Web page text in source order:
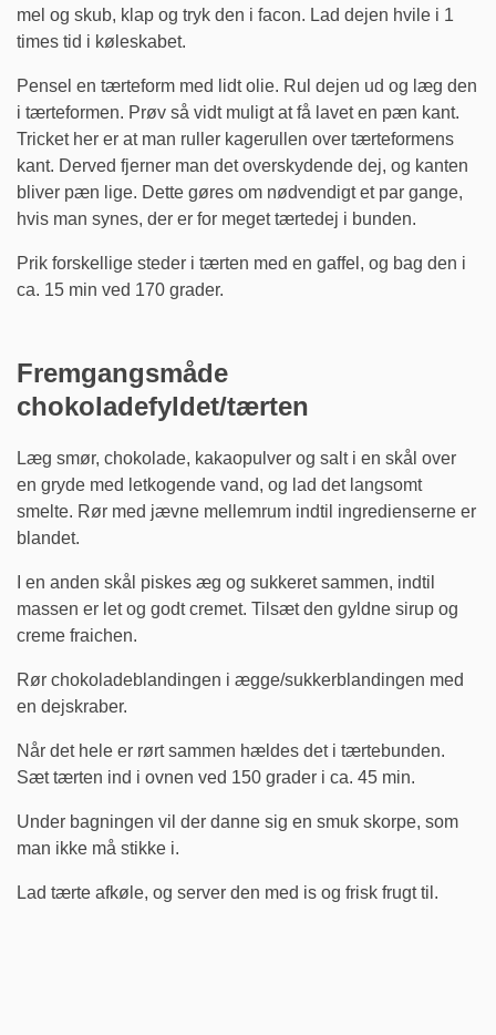
mel og skub, klap og tryk den i facon. Lad dejen hvile i 1
times tid i køleskabet.
Pensel en tærteform med lidt olie. Rul dejen ud og læg den
i tærteformen. Prøv så vidt muligt at få lavet en pæn kant.
Tricket her er at man ruller kagerullen over tærteformens
kant. Derved fjerner man det overskydende dej, og kanten
bliver pæn lige. Dette gøres om nødvendigt et par gange,
hvis man synes, der er for meget tærtedej i bunden.
Prik forskellige steder i tærten med en gaffel, og bag den i
ca. 15 min ved 170 grader.
Fremgangsmåde
chokoladefyldet/tærten
Læg smør, chokolade, kakaopulver og salt i en skål over
en gryde med letkogende vand, og lad det langsomt
smelte. Rør med jævne mellemrum indtil ingredienserne er
blandet.
I en anden skål piskes æg og sukkeret sammen, indtil
massen er let og godt cremet. Tilsæt den gyldne sirup og
creme fraichen.
Rør chokoladeblandingen i ægge/sukkerblandingen med
en dejskraber.
Når det hele er rørt sammen hældes det i tærtebunden.
Sæt tærten ind i ovnen ved 150 grader i ca. 45 min.
Under bagningen vil der danne sig en smuk skorpe, som
man ikke må stikke i.
Lad tærte afkøle, og server den med is og frisk frugt til.